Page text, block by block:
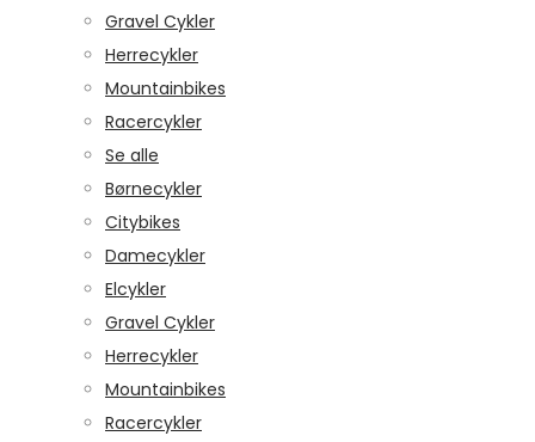
Gravel Cykler
Herrecykler
Mountainbikes
Racercykler
Se alle
Børnecykler
Citybikes
Damecykler
Elcykler
Gravel Cykler
Herrecykler
Mountainbikes
Racercykler